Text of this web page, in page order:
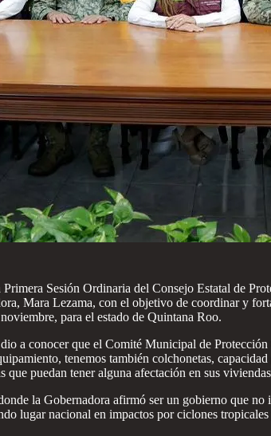
Sesión Ordinaria del Consejo Estatal de
Mara Lezama, con el objetivo de coordinar y
para el estado de Quintana Roo.
a conocer que el Comité Municipal de
tenemos también colchonetas,
que puedan tener alguna afectación en sus
la Gobernadora afirmó ser un gobierno que
lugar nacional en impactos por ciclones